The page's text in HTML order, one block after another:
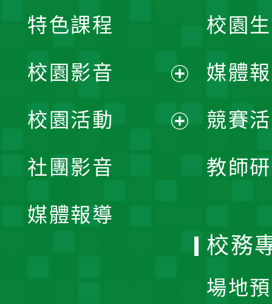
校園
媒體
競賽
教師
特色課程
校園影音
開
校園活動
社團影音
媒體報導
校務
場地